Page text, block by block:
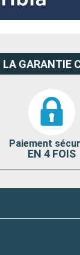
GARANTIE
Paiement
EN 4 FOIS